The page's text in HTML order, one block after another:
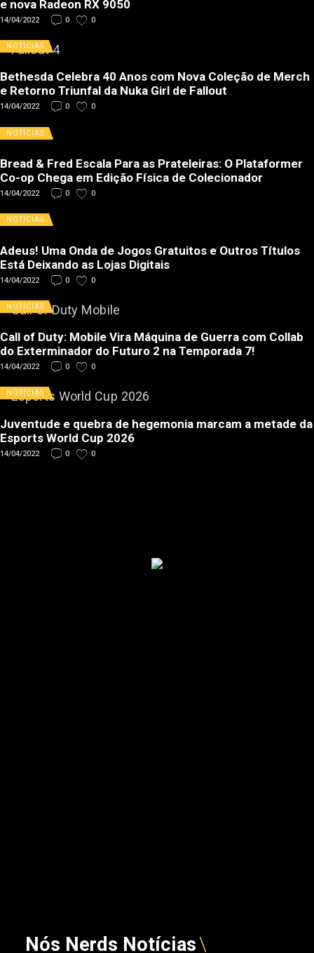
e nova Radeon RX 9050
14/04/2022 0 0
NOTÍCIAS
Bethesda Celebra 40 Anos com Nova Coleção de Merch
e Retorno Triunfal da Nuka Girl de Fallout
14/04/2022 0 0
NOTÍCIAS
Bread & Fred Escala Para as Prateleiras: O Plataformer
Co-op Chega em Edição Física de Colecionador
14/04/2022 0 0
NOTÍCIAS
Adeus! Uma Onda de Jogos Gratuitos e Outros Títulos
Está Deixando as Lojas Digitais
14/04/2022 0 0
NOTÍCIAS
Call of Duty: Mobile Vira Máquina de Guerra com Collab
do Exterminador do Futuro 2 na Temporada 7!
14/04/2022 0 0
NOTÍCIAS
Juventude e quebra de hegemonia marcam a metade da
Esports World Cup 2026
14/04/2022 0 0
Nós Nerds Notícias